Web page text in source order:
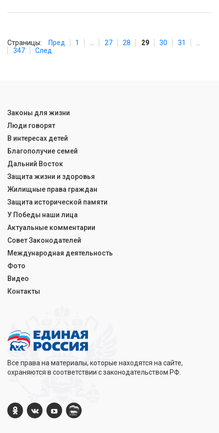
Страницы: Пред. 1 27 28 29 30 31
347
След.
Все права на материалы, которые находятся на сайте,
охраняются в соответствии с законодательством РФ.
Законы для жизни
Люди говорят
В интересах детей
Благополучие семей
Дальний Восток
Защита жизни и здоровья
Жилищные права граждан
Защита исторической памяти
У Победы наши лица
Актуальные комментарии
Совет Законодателей
Международная деятельность
Фото
Видео
Контакты